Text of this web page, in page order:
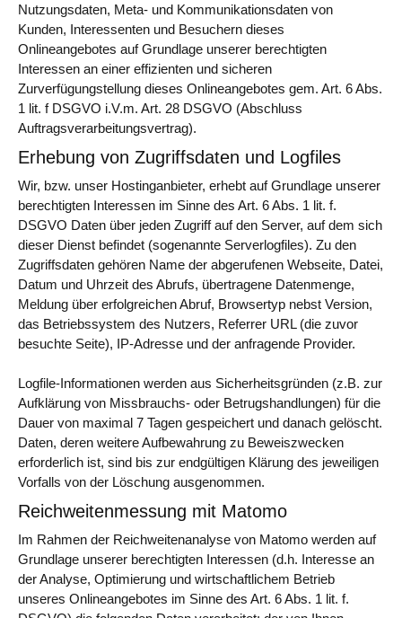
Nutzungsdaten, Meta- und Kommunikationsdaten von
Kunden, Interessenten und Besuchern dieses
Onlineangebotes auf Grundlage unserer berechtigten
Interessen an einer effizienten und sicheren
Zurverfügungstellung dieses Onlineangebotes gem. Art. 6 Abs.
1 lit. f DSGVO i.V.m. Art. 28 DSGVO (Abschluss
Auftragsverarbeitungsvertrag).
Erhebung von Zugriffsdaten und Logfiles
Wir, bzw. unser Hostinganbieter, erhebt auf Grundlage unserer
berechtigten Interessen im Sinne des Art. 6 Abs. 1 lit. f.
DSGVO Daten über jeden Zugriff auf den Server, auf dem sich
dieser Dienst befindet (sogenannte Serverlogfiles). Zu den
Zugriffsdaten gehören Name der abgerufenen Webseite, Datei,
Datum und Uhrzeit des Abrufs, übertragene Datenmenge,
Meldung über erfolgreichen Abruf, Browsertyp nebst Version,
das Betriebssystem des Nutzers, Referrer URL (die zuvor
besuchte Seite), IP-Adresse und der anfragende Provider.
Logfile-Informationen werden aus Sicherheitsgründen (z.B. zur
Aufklärung von Missbrauchs- oder Betrugshandlungen) für die
Dauer von maximal 7 Tagen gespeichert und danach gelöscht.
Daten, deren weitere Aufbewahrung zu Beweiszwecken
erforderlich ist, sind bis zur endgültigen Klärung des jeweiligen
Vorfalls von der Löschung ausgenommen.
Reichweitenmessung mit Matomo
Im Rahmen der Reichweitenanalyse von Matomo werden auf
Grundlage unserer berechtigten Interessen (d.h. Interesse an
der Analyse, Optimierung und wirtschaftlichem Betrieb
unseres Onlineangebotes im Sinne des Art. 6 Abs. 1 lit. f.